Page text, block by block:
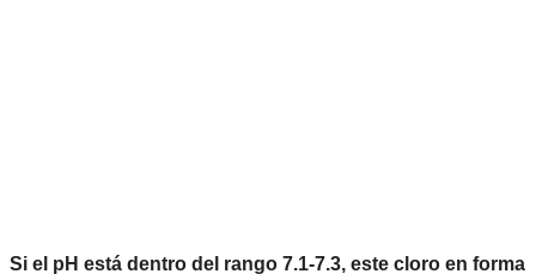
Si el pH está dentro del rango 7.1-7.3, este cloro en forma